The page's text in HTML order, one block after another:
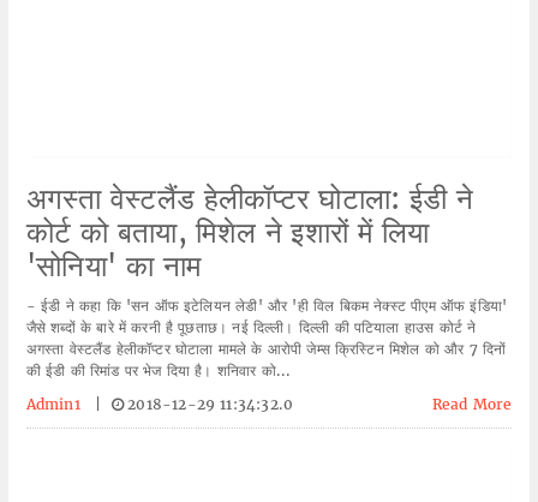
अगस्ता वेस्टलैंड हेलीकॉप्टर घोटाला: ईडी ने
कोर्ट को बताया, मिशेल ने इशारों में लिया
'सोनिया' का नाम
- ईडी ने कहा कि 'सन ऑफ इटेलियन लेडी' और 'ही विल बिकम नेक्स्ट पीएम ऑफ इंडिया'
जैसे शब्दों के बारे में करनी है पूछताछ। नई दिल्ली। दिल्ली की पटियाला हाउस कोर्ट ने
अगस्ता वेस्टलैंड हेलीकॉप्टर घोटाला मामले के आरोपी जेम्स क्रिस्टिन मिशेल को और 7 दिनों
की ईडी की रिमांड पर भेज दिया है। शनिवार को...
Admin1
2018-12-29 11:34:32.0 Read More